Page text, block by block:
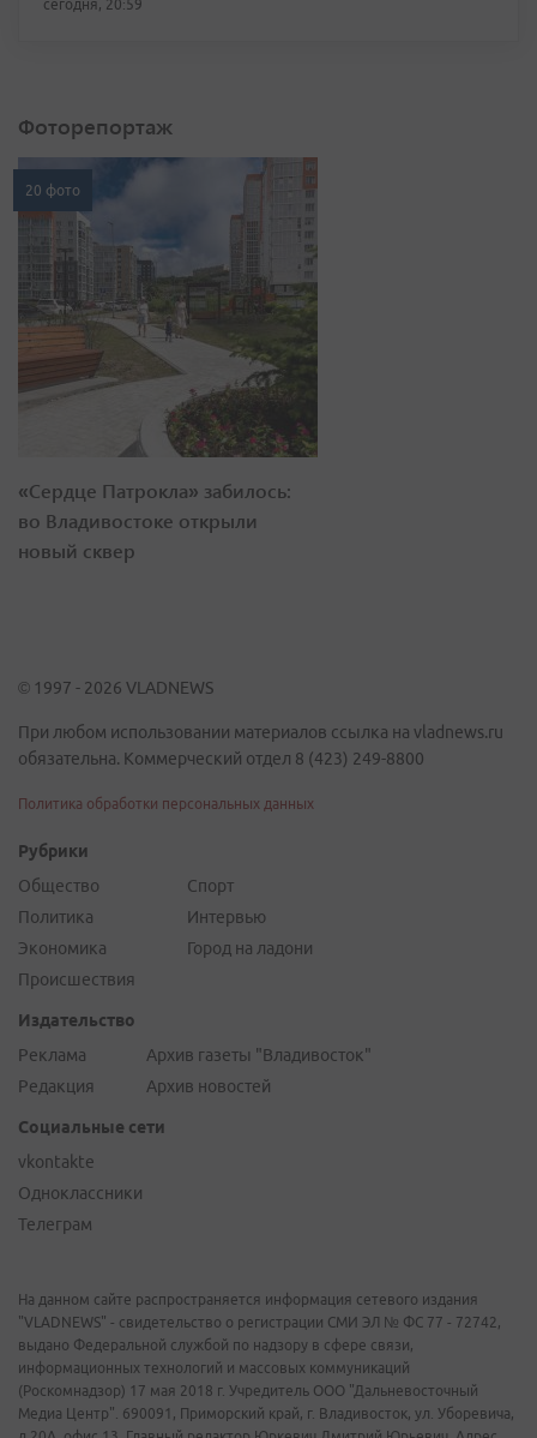
сегодня, 20:59
Фоторепортаж
20 фото
«Сердце Патрокла» забилось:
во Владивостоке открыли
новый сквер
© 1997 - 2026 VLADNEWS
При любом использовании материалов ссылка на vladnews.ru
обязательна. Коммерческий отдел 8 (423) 249-8800
Политика обработки персональных данных
Рубрики
Общество
Политика
Экономика
Происшествия
Спорт
Интервью
Город на ладони
Издательство
Реклама
Редакция
Архив газеты "Владивосток"
Архив новостей
Социальные сети
vkontakte
Одноклассники
Телеграм
На данном сайте распространяется информация сетевого издания
"VLADNEWS" - свидетельство о регистрации СМИ ЭЛ № ФС 77 - 72742,
выдано Федеральной службой по надзору в сфере связи,
информационных технологий и массовых коммуникаций
(Роскомнадзор) 17 мая 2018 г. Учредитель ООО "Дальневосточный
Медиа Центр". 690091, Приморский край, г. Владивосток, ул. Уборевича,